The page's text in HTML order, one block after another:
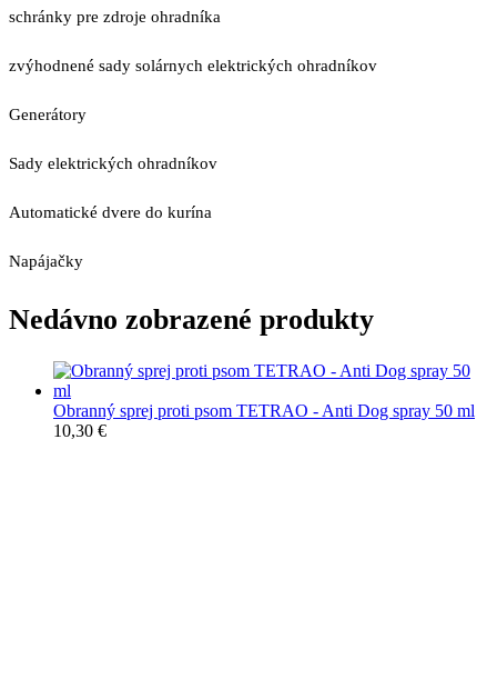
schránky pre zdroje ohradníka
zvýhodnené sady solárnych elektrických ohradníkov
Generátory
Sady elektrických ohradníkov
Automatické dvere do kurína
Napájačky
Nedávno zobrazené produkty
Obranný sprej proti psom TETRAO - Anti Dog spray 50 ml
10,30 €